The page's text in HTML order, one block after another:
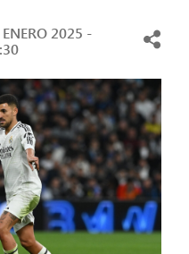
2025 -